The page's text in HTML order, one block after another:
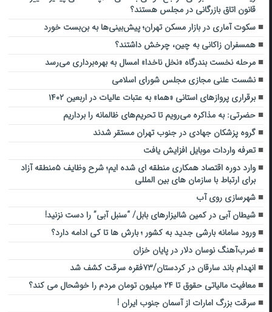
قانون اتاق بازرگانی در مجلس هستند؟
سکوت آماری در بازار مسکن تهران؛ پیش‌بینی‌ها به بن‌بست خورد
همسفران زاکانی به چین، چرخش داشتند؟
مرحله نخست بندرگاه «نخل ناخدا» امسال به بهره‌برداری می‌رسد
نشست علنی مجازی مجلس شورای اسلامی
برقراری پروازهای استانی «هما» به عتبات عالیات در اربعین ۱۴۰۲
حضرتی: به مذاکره می‌رویم تا تحریم‌های ظالمانه را برداریم
گروه پزشکان جهادی در جنوب تهران مستقر شدند
تعرفه واردات موبایل افزایش یافت
وارد دوره اقتصاد همکاری منطقه ای شده ایم؛ شرح وظایف ۵منطقه آزاد
برای ارتباط با سازمان های بین المللی
شهرسازی روی آب
شیطان آبی در کمین شالیزارهای بابل/ “سنبل آبی” را دست نزنید!
ورود سامانه بارشی جدید به کشور ؛ بارش ها تا کی ادامه دارد؟
ضرب‌آهنگ نوسان دلار در پایان خزان
انهدام باند سارقان در کردستان/۷۳فقره سرقت کشف شد
معافیت مالیاتی حقوق تا ۲۴ میلیون تومان مردم را خوشحال می کند؟
سرقت بزرگ امارات از آسمان جنوب ایران !